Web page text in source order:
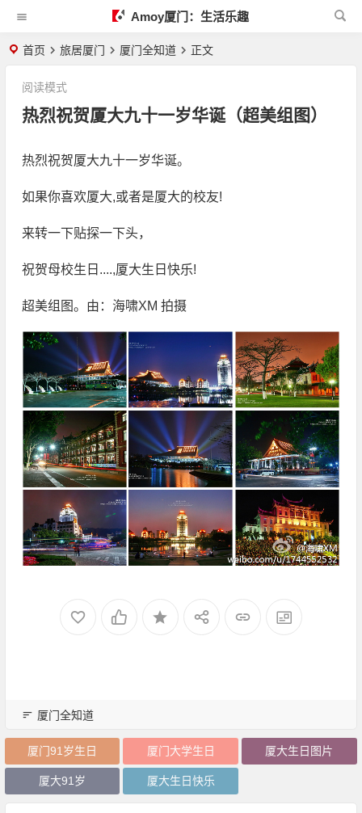
Amoy厦门：生活乐趣
首页 旅居厦门 厦门全知道 正文
热烈祝贺厦大九十一岁华诞（超美组图）
阅读模式
热烈祝贺厦大九十一岁华诞。
如果你喜欢厦大,或者是厦大的校友!
来转一下贴探一下头，
祝贺母校生日....,厦大生日快乐!
超美组图。由：海啸XM 拍摄
厦门全知道
厦门91岁生日 厦门大学生日 厦大生日图片
厦大91岁 厦大生日快乐